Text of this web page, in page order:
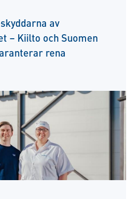
av
– Kiilto och Suomen
rena